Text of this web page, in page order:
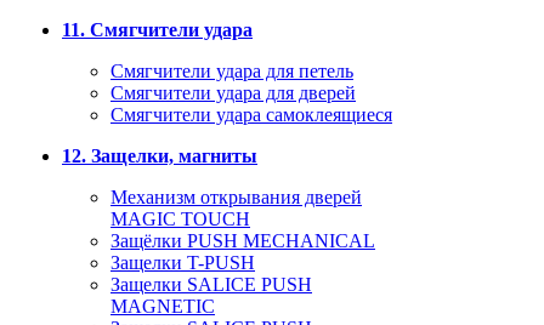
11. Смягчители удара
Смягчители удара для петель
Смягчители удара для дверей
Cмягчители удара самоклеящиеся
12. Защелки, магниты
Механизм открывания дверей
MAGIC TOUCH
Защёлки PUSH MECHANICAL
Защелки T-PUSH
Защелки SALICE PUSH
MAGNETIC